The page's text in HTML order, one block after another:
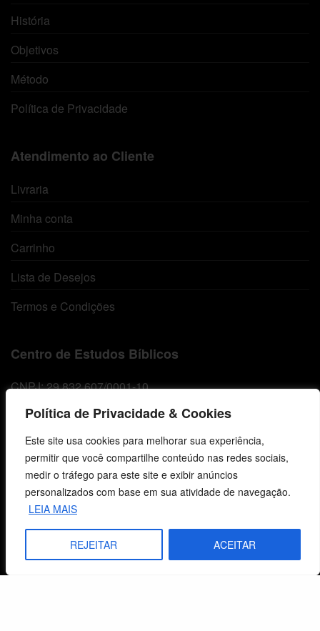
Política de Privacidade & Cookies
Este site usa cookies para melhorar sua experiência,
permitir que você compartilhe conteúdo nas redes sociais,
medir o tráfego para este site e exibir anúncios
personalizados com base em sua atividade de navegação.
LEIA MAIS
REJEITAR ACEITAR
História
Objetivos
Método
Política de Privacidade
Atendimento ao Cliente
Livraria
Minha conta
Carrinho
Lista de Desejos
Termos e Condições
Centro de Estudos Bíblicos
CNPJ: 29.832.607/0001-10
Fale Conosco
E-mails
vendas@cebi.org.br
WhatsApp / Vendas